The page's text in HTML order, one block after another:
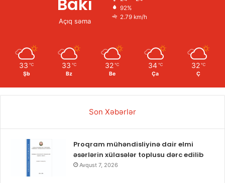
Açıq səma
92%
2.79 km/h
33 ℃
Şb
33 ℃
Bz
32 ℃
Be
34 ℃
Ça
32 ℃
Ç
Son Xəbərlər
Proqram mühəndisliyinə dair elmi
əsərlərin xülasələr toplusu dərc edilib
Avqust 7, 2026